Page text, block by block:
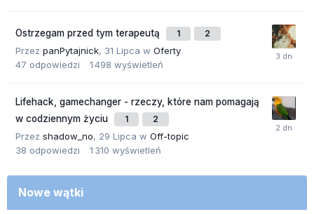
Ostrzegam przed tym terapeutą 1 2
Przez panPytajnick, 31 Lipca w Oferty
47 odpowiedzi 1 498 wyświetleń
Lifehack, gamechanger - rzeczy, które nam pomagają
w codziennym życiu
1 2
Przez shadow_no, 29 Lipca w Off-topic
38 odpowiedzi 1 310 wyświetleń
Nowe wątki